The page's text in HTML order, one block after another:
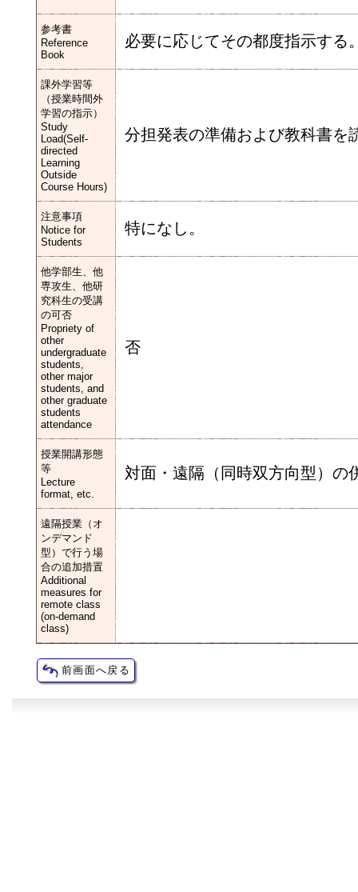
参考書
Reference
Book
必要に応じてその都度指示する
課外学習等
（授業時間外
学習の指示）
Study
Load(Self-
directed
Learning
Outside
Course Hours)
分担発表の準備および教科書を
注意事項
Notice for
Students
特になし。
他学部生、他
専攻生、他研
究科生の受講
の可否
Propriety of
other
undergraduate
students,
other major
students, and
other graduate
students
attendance
否
授業開講形態
等
Lecture
format, etc.
対⾯・遠隔（同時双方向型）の
遠隔授業（オ
ンデマンド
型）で行う場
合の追加措置
Additional
measures for
remote class
(on-demand
class)